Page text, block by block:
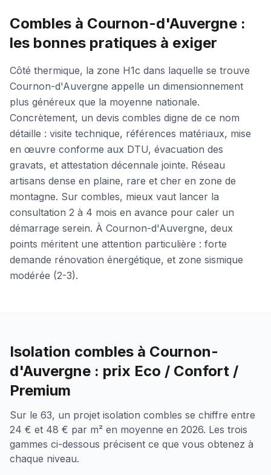
Combles à Cournon-d'Auvergne :
les bonnes pratiques à exiger
Côté thermique, la zone H1c dans laquelle se trouve
Cournon-d'Auvergne appelle un dimensionnement
plus généreux que la moyenne nationale.
Concrètement, un devis combles digne de ce nom
détaille : visite technique, références matériaux, mise
en œuvre conforme aux DTU, évacuation des
gravats, et attestation décennale jointe. Réseau
artisans dense en plaine, rare et cher en zone de
montagne. Sur combles, mieux vaut lancer la
consultation 2 à 4 mois en avance pour caler un
démarrage serein. À Cournon-d'Auvergne, deux
points méritent une attention particulière : forte
demande rénovation énergétique, et zone sismique
modérée (2-3).
Isolation combles à Cournon-
d'Auvergne : prix Eco / Confort /
Premium
Sur le 63, un projet isolation combles se chiffre entre
24 € et 48 € par m² en moyenne en 2026. Les trois
gammes ci-dessous précisent ce que vous obtenez à
chaque niveau.